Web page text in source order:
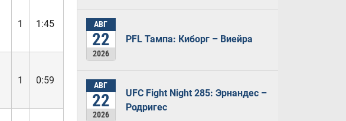
1
1:45
1
0:59
АВГ
22
2026
PFL Тампа: Киборг – Виейра
АВГ
22
2026
UFC Fight Night 285: Эрнандес –
Родригес